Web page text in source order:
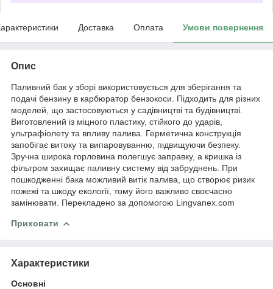
Доставка Оплата Умови повернення
Опис
Паливний бак у зборі використовується для зберігання та
подачі бензину в карбюратор бензокоси. Підходить для різних
моделей, що застосовуються у садівництві та будівництві.
Виготовлений із міцного пластику, стійкого до ударів,
ультрафіолету та впливу палива. Герметична конструкція
запобігає витоку та випаровуванню, підвищуючи безпеку.
Зручна широка горловина полегшує заправку, а кришка із
фільтром захищає паливну систему від забруднень. При
пошкодженні бака можливий витік палива, що створює ризик
пожежі та шкоду екології, тому його важливо своєчасно
замінювати. Перекладено за допомогою Lingvanex.com
Приховати
Характеристики
Основні